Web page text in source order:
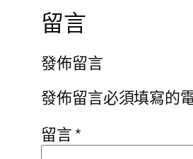
留言
發佈留言
發佈留言必須填寫的
留言*